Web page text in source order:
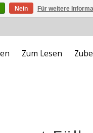
Zum Lesen
Nein Für weitere